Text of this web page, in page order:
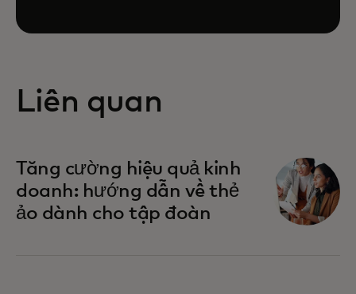
Liên quan
Tăng cường hiệu quả kinh
doanh: hướng dẫn về thẻ
ảo dành cho tập đoàn